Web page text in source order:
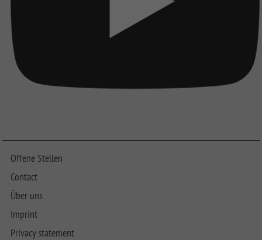
Offene Stellen
Contact
Über uns
Imprint
Privacy statement